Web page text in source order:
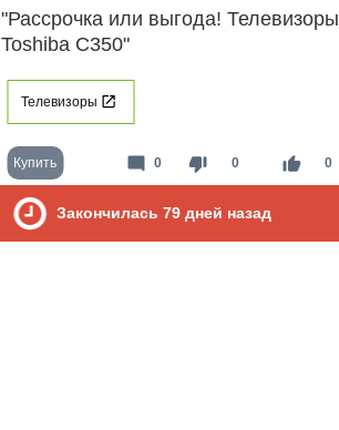
"Рассрочка или выгода! Телевизоры
Toshiba С350"
Телевизоры
Купить thumb_down 0 thumb_up 0
mode_comment 0
Закончилась 79 дней назад